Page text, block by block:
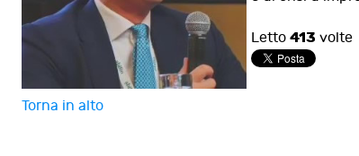
Letto 413 volte
Torna in alto